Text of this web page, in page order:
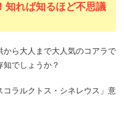
知れば知るほど不思議
から大人まで大人気のコアラで
でしょうか？
ラルクトス・シネレウス」意